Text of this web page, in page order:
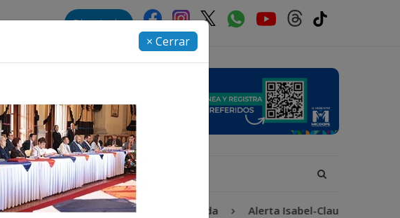
× Cerrar
Directorio
LA VOZ 25
Fátima Bosch Desaparecida Alerta Isabel-Claudina